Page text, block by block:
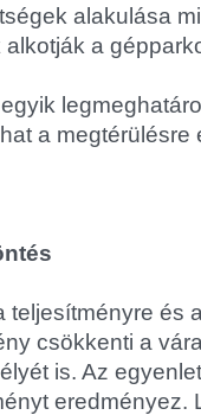
alakulása
a
a megtérülésre
és
csökkenti a
is. Az
eredményez.